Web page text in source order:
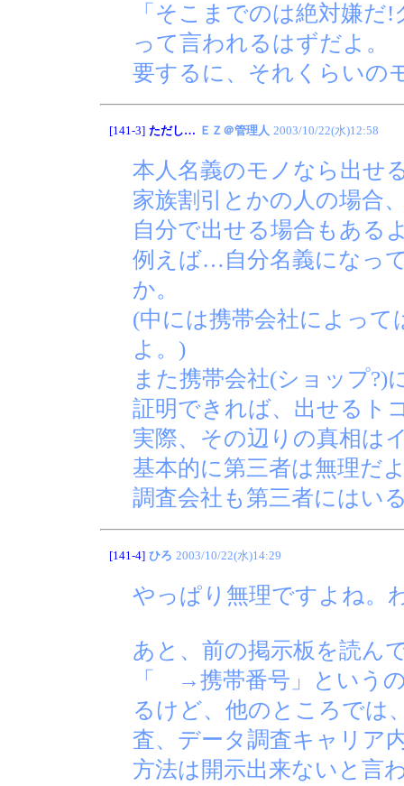
「そこまでのは絶対嫌だ
って言われるはずだよ。
要するに、それくらいの
[141-3] ただし… ＥＺ＠管理人 2003/10/22(水)12:58
本人名義のモノなら出せ
家族割引とかの人の場合
自分で出せる場合もある
例えば…自分名義になっ
か。
(中には携帯会社によっ
よ。)
また携帯会社(ショップ?)
証明できれば、出せるト
実際、その辺りの真相は
基本的に第三者は無理だ
調査会社も第三者にはい
[141-4] ひろ 2003/10/22(水)14:29
やっぱり無理ですよね。
あと、前の掲示板を読ん
「 →携帯番号」という
るけど、他のところでは
査、データ調査キャリア
方法は開示出来ないと言